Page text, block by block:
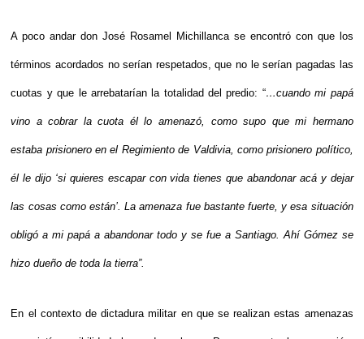
A poco andar don José Rosamel Michillanca se encontró con que los
términos acordados no serían respetados, que no le serían pagadas las
cuotas y que le arrebatarían la totalidad del predio: “…cuando mi papá
vino a cobrar la cuota él lo amenazó, como supo que mi hermano
estaba prisionero en el Regimiento de Valdivia, como prisionero político,
él le dijo ‘si quieres escapar con vida tienes que abandonar acá y dejar
las cosas como están’. La amenaza fue bastante fuerte, y esa situación
obligó a mi papá a abandonar todo y se fue a Santiago. Ahí Gómez se
hizo dueño de toda la tierra”.
En el contexto de dictadura militar en que se realizan estas amenazas